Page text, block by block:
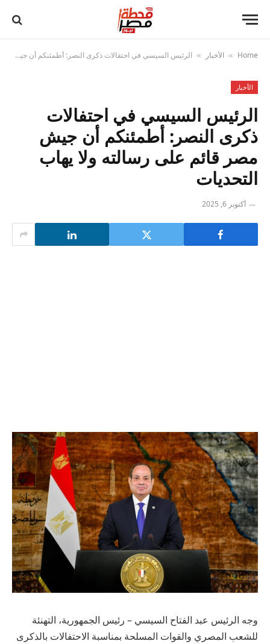
Home
» الأخبار » الرئيس السيسي في احتفالات ذكرى النصر: أطمئنكم أن جيش مصر قائم على رسالته ولا يهاب التحديات
الأخبار
الرئيس السيسي في احتفالات
ذكرى النصر: أطمئنكم أن جيش
مصر قائم على رسالته ولا يهاب
التحديات
أكتوبر 6, 2025
وجه الرئيس عبد الفتاح السيسي – رئيس الجمهورية، التهنئة
للشعب المصري والقوات المسلحة بمناسبة الاحتفالات بالذكرى